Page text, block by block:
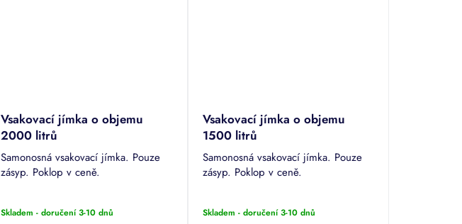
Vsakovací jímka o objemu
2000 litrů
Samonosná vsakovací jímka. Pouze
zásyp. Poklop v ceně.
Skladem - doručení 3-10 dnů
Vsakovací jímka o objemu
1500 litrů
Samonosná vsakovací jímka. Pouze
zásyp. Poklop v ceně.
Skladem - doručení 3-10 dnů